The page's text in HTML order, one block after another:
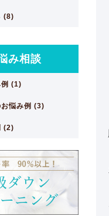
(8)
み相談
例 (1)
悩み例 (3)
(2)